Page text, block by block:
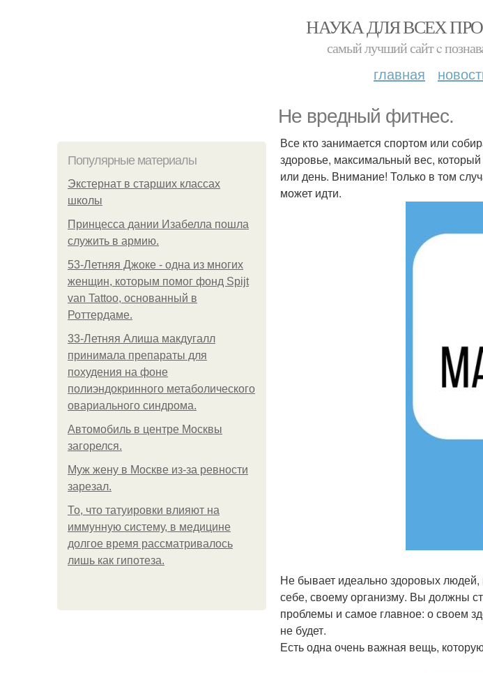
НАУКА ДЛЯ ВСЕХ
самый лучший сайт c
главная
Не вредный фитнес.
Популярные материалы
Экстернат в старших классах
школы
Принцесса дании Изабелла пошла
служить в армию.
53-Летняя Джоке - одна из многих
женщин, которым помог фонд Spijt
van Tattoo, основанный в
Роттердаме.
33-Летняя Алиша макдугалл
принимала препараты для
похудения на фоне
полиэндокринного метаболического
овариального синдрома.
Автомобиль в центре Москвы
загорелся.
Mуж жену в Москве из-за ревности
зарезал.
То, что татуировки влияют на
иммунную систему, в медицине
долгое время рассматривалось
лишь как гипотеза.
Все кто занимается спортом или
здоровье, максимальный вес,
или день. Внимание! Только в том
может идти.
Не бывает идеально здоровых
себе, своему организму. Вы должны
проблемы и самое главное: о своем
не будет.
Есть одна очень важная вещь,